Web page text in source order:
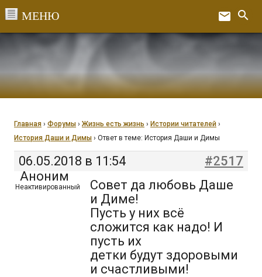
email search
Главная › Форумы › Жизнь есть жизнь › Истории читателей ›
История Даши и Димы › Ответ в теме: История Даши и Димы
06.05.2018 в 11:54
#2517
Аноним
Неактивированный
Совет да любовь Даше
и Диме!
Пусть у них всё
сложится как надо! И
пусть их
детки будут здоровыми
и счастливыми!